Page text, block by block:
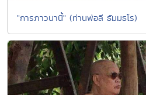
"การภาวนานี้" (ท่านพ่อลี ธัมมธโร)